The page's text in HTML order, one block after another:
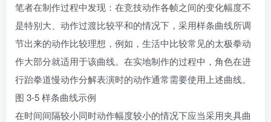
笔者在制作过程中发现：在竞技动作各帧之间的变化幅度不
是特别大、动作过渡比较平和的情况下，采用样条曲线所调
节出来的动作比较理想，例如，生活中比较常见的太极拳动
作大部分就适用于该曲线。在实地制作的过程中，角色在进
行跆拳道慢动作分解表演时的动作通常需要使用上述曲线。
图 3-5 样条曲线示例
在时间间隔较小同时动作幅度较小的情况下应当采用夹具曲